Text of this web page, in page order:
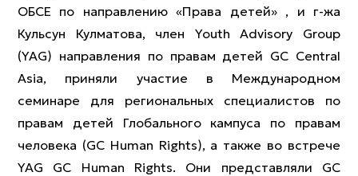
ОБСЕ по направлению «Права детей» , и г-жа
Кульсун Кулматова, член Youth Advisory Group
(YAG) направления по правам детей GC Central
Asia, приняли участие в Международном
семинаре для региональных специалистов по
правам детей Глобального кампуса по правам
человека (GC Human Rights), а также во встрече
YAG GC Human Rights. Они представляли GC